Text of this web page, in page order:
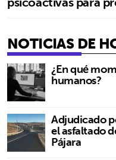
NOTICIAS DE
¿En qué
humanos?
Adjudicado
el asfaltado
Pájara